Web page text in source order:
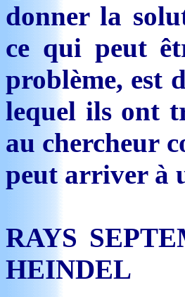
donner la
ce qui peut
problème, est
lequel ils ont
au chercheur
peut arriver à
RAYS
HEINDEL